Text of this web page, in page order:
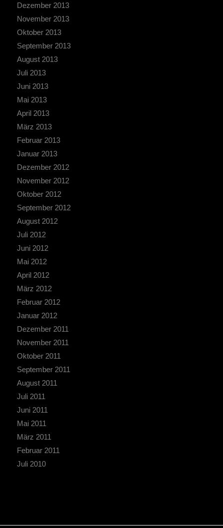
Dezember 2013
November 2013
Oktober 2013
September 2013
August 2013
Juli 2013
Juni 2013
Mai 2013
April 2013
März 2013
Februar 2013
Januar 2013
Dezember 2012
November 2012
Oktober 2012
September 2012
August 2012
Juli 2012
Juni 2012
Mai 2012
April 2012
März 2012
Februar 2012
Januar 2012
Dezember 2011
November 2011
Oktober 2011
September 2011
August 2011
Juli 2011
Juni 2011
Mai 2011
März 2011
Februar 2011
Juli 2010